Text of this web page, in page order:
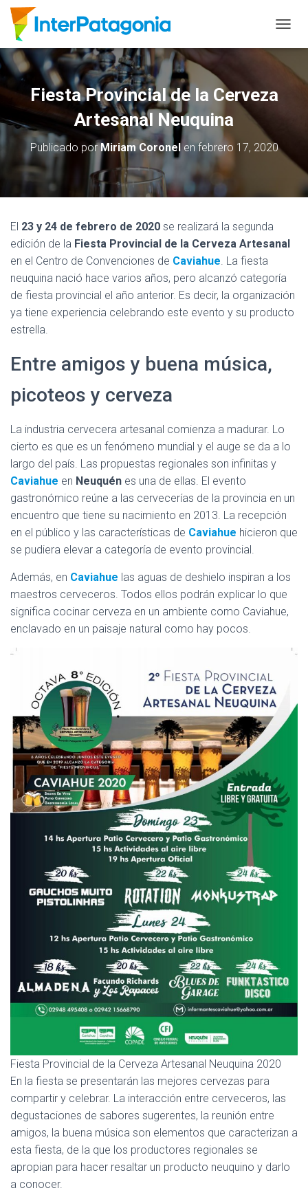
A
D
E
C
I
Ó
Fiesta Provincial de la Cerveza
Artesanal Neuquina
Publicado porMiriam Coronelenfebrero 17, 2020
El 23 y 24 de febrero de 2020 se realizará la segunda
edición de la Fiesta Provincial de la Cerveza Artesanal
en el Centro de Convenciones de Caviahue. La fiesta
neuquina nació hace varios años, pero alcanzó categoría
de fiesta provincial el año anterior. Es decir, la organización
ya tiene experiencia celebrando este evento y su producto
estrella.
Entre amigos y buena música,
picoteos y cerveza
La industria cervecera artesanal comienza a madurar. Lo
cierto es que es un fenómeno mundial y el auge se da a lo
largo del país. Las propuestas regionales son infinitas y
Caviahue en Neuquén es una de ellas. El evento
gastronómico reúne a las cervecerías de la provincia en un
encuentro que tiene su nacimiento en 2013. La recepción
en el público y las características de Caviahue hicieron que
se pudiera elevar a categoría de evento provincial.
Además, en Caviahue las aguas de deshielo inspiran a los
maestros cerveceros. Todos ellos podrán explicar lo que
significa cocinar cerveza en un ambiente como Caviahue,
enclavado en un paisaje natural como hay pocos.
Fiesta Provincial de la Cerveza Artesanal Neuquina 2020
En la fiesta se presentarán las mejores cervezas para
compartir y celebrar. La interacción entre cerveceros, las
degustaciones de sabores sugerentes, la reunión entre
amigos, la buena música son elementos que caracterizan a
esta fiesta, de la que los productores regionales se
apropian para hacer resaltar un producto neuquino y darlo
a conocer.